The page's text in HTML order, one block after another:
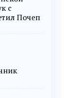
с
Почеп